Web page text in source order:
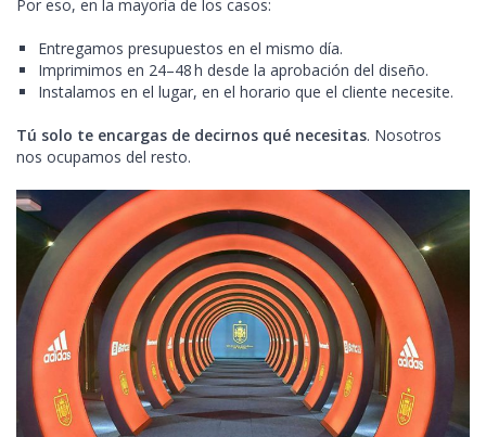
Por eso, en la mayoría de los casos:
Entregamos presupuestos en el mismo día.
Imprimimos en 24–48 h desde la aprobación del diseño.
Instalamos en el lugar, en el horario que el cliente necesite.
Tú solo te encargas de decirnos qué necesitas. Nosotros
nos ocupamos del resto.